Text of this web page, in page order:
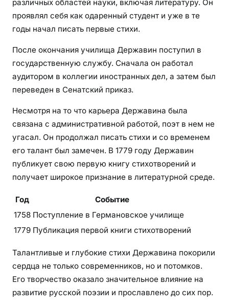
различных областей науки, включая литературу. Он
проявлял себя как одаренный студент и уже в те
годы начал писать первые стихи.
После окончания училища Державин поступил в
государственную службу. Сначала он работал
аудитором в коллегии иностранных дел, а затем был
переведен в Сенатский приказ.
Несмотря на то что карьера Державина была
связана с административной работой, поэт в нем не
угасал. Он продолжал писать стихи и со временем
его талант был замечен. В 1779 году Державин
публикует свою первую книгу стихотворений и
получает широкое признание в литературной среде.
Год
Событие
1758 Поступление в Германовское училище
1779 Публикация первой книги стихотворений
Талантливые и глубокие стихи Державина покорили
сердца не только современников, но и потомков.
Его творчество оказало значительное влияние на
развитие русской поэзии и прославлено до сих пор.